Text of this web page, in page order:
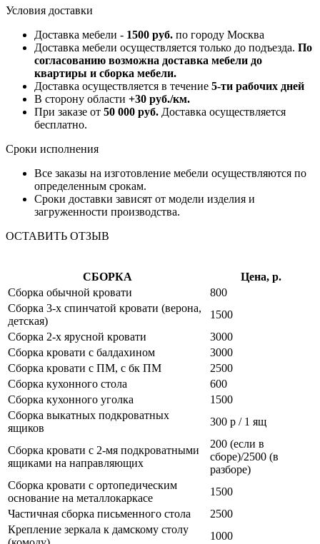
Условия доставки
Доставка мебели - 1500 руб. по городу Москва
Доставка мебели осуществляется только до подъезда. По
согласованию возможна доставка мебели до
квартиры и сборка мебели.
Доставка осуществляется в течение 5-ти рабочих дней
В сторону области +30 руб./км.
При заказе от 50 000 руб. Доставка осуществляется
бесплатно.
Сроки исполнения
Все заказы на изготовление мебели осуществляются по
определенным срокам.
Сроки доставки зависят от модели изделия и
загруженности производства.
ОСТАВИТЬ ОТЗЫВ
СБОРКА
Цена, р.
Сборка обычной кровати
800
Сборка 3-х спинчатой кровати (верона,
детская)
1500
Сборка 2-х ярусной кровати
3000
Сборка кровати с балдахином
3000
Сборка кровати с ПМ, с бк ПМ
2500
Сборка кухонного стола
600
Сборка кухонного уголка
1500
Сборка выкатных подкроватных
ящиков
300 р / 1 ящ
Сборка кровати с 2-мя подкроватными
ящиками на направляющих
200 (если в
сборе)/2500 (в
разборе)
Сборка кровати с ортопедическим
основание на металлокаркасе
1500
Частичная сборка письменного стола
2500
Крепление зеркала к дамскому столу
1000